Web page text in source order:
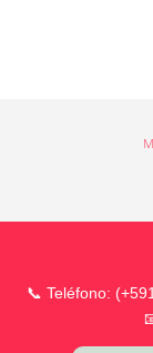
📞 Teléfono: